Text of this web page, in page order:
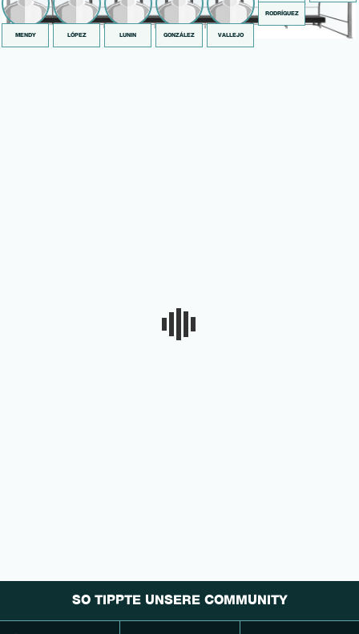
MENDY LÓPEZ LUNIN GONZÁLEZ VALLEJO
RODRÍGUEZ
SO TIPPTE UNSERE COMMUNITY